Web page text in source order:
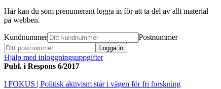
Här kan du som prenumerant logga in för att ta del av allt material
på webben.
Kundnummer Postnummer
Hjälp med inloggningsuppgifter
Publ. i Respons 6/2017
I FOKUS | Politisk aktivism står i vägen för fri forskning